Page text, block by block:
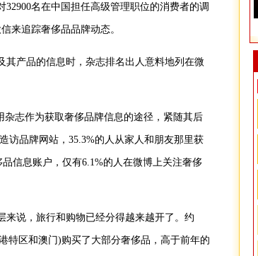
名在中国担任高级管理职位的消费者的调
来追踪奢侈品品牌动态。
产品的信息时，杂志排名出人意料地列在微
志作为获取奢侈品牌信息的途径，紧随其后
访品牌网站，35.3%的人从家人和朋友那里获
信息账户，仅有6.1%的人在微博上关注奢侈
说，旅行和购物已经分得越来越开了。约
特区和澳门)购买了大部分奢侈品，高于前年的